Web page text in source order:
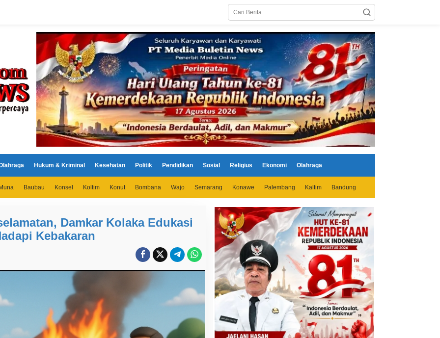
Hukum & Kriminal Kesehatan Politik Pendidikan Sosial Religius Ekonomi Olahraga
Baubau Konsel Koltim Konut Bombana Wajo Semarang Konawe Palembang Kaltim Bandung
Damkar Kolaka Edukasi
Kebakaran